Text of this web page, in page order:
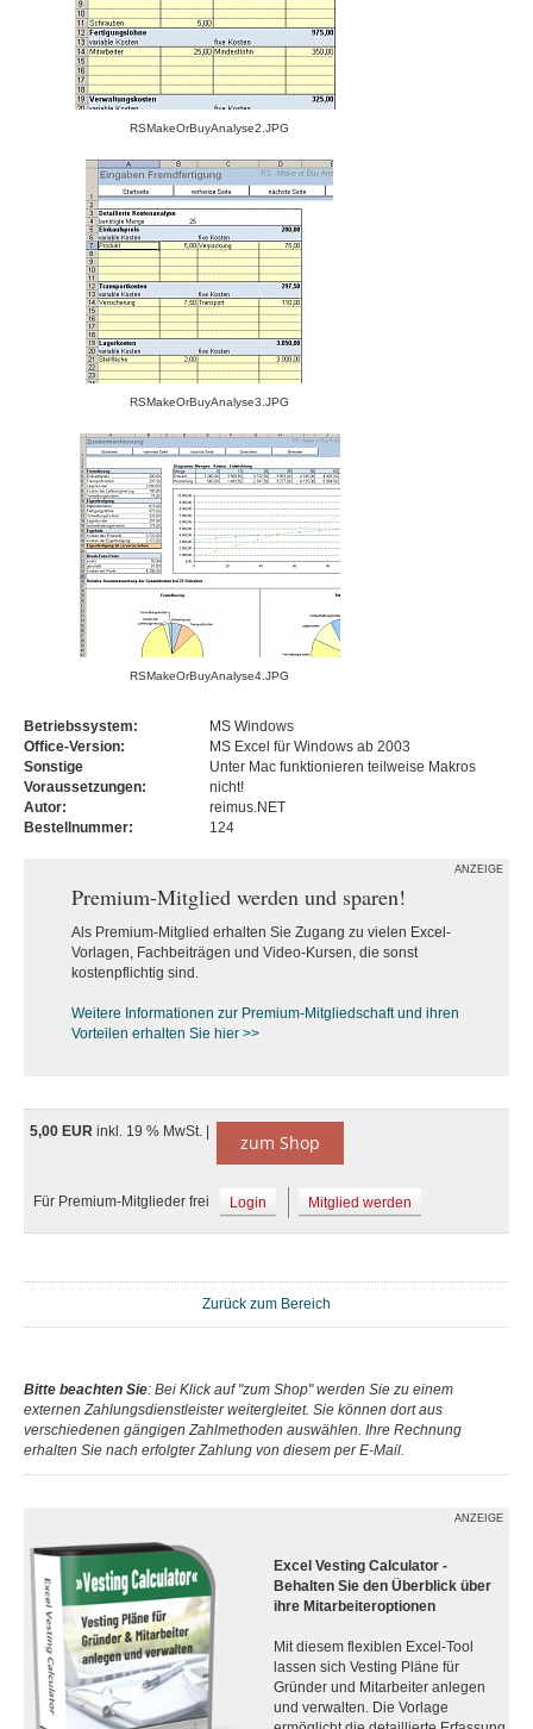
RSMakeOrBuyAnalyse2.JPG
RSMakeOrBuyAnalyse3.JPG
RSMakeOrBuyAnalyse4.JPG
Betriebssystem:
MS Windows
Office-Version:
MS Excel für Windows ab 2003
Sonstige
Voraussetzungen:
Unter Mac funktionieren teilweise Makros
nicht!
Autor:
reimus.NET
Bestellnummer:
124
ANZEIGE
Premium-Mitglied werden und sparen!
Als Premium-Mitglied erhalten Sie Zugang zu vielen Excel-
Vorlagen, Fachbeiträgen und Video-Kursen, die sonst
kostenpflichtig sind.
Weitere Informationen zur Premium-Mitgliedschaft und ihren
Vorteilen erhalten Sie hier >>
5,00 EUR inkl. 19 % MwSt. | zum Shop
Für Premium-Mitglieder frei Login Mitglied werden
Zurück zum Bereich
Bitte beachten Sie: Bei Klick auf "zum Shop" werden Sie zu einem
externen Zahlungsdienstleister weitergleitet. Sie können dort aus
verschiedenen gängigen Zahlmethoden auswählen. Ihre Rechnung
erhalten Sie nach erfolgter Zahlung von diesem per E-Mail.
ANZEIGE
Excel Vesting Calculator -
Behalten Sie den Überblick über
ihre Mitarbeiteroptionen
Mit diesem flexiblen Excel-Tool
lassen sich Vesting Pläne für
Gründer und Mitarbeiter anlegen
und verwalten. Die Vorlage